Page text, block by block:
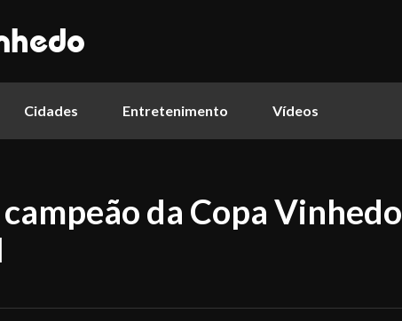
Cidades Entretenimento Vídeos
da Copa Vinhedo